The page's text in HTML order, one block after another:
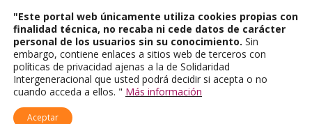
"Este portal web únicamente utiliza cookies propias con
finalidad técnica, no recaba ni cede datos de carácter
personal de los usuarios sin su conocimiento. Sin
embargo, contiene enlaces a sitios web de terceros con
políticas de privacidad ajenas a la de Solidaridad
Intergeneracional que usted podrá decidir si acepta o no
cuando acceda a ellos. " Más información
Aceptar